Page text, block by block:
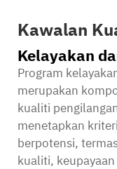
Kawalan
Kelayakan
Program
merupakan
kualiti
menetapkan
berpotensi,
kualiti,